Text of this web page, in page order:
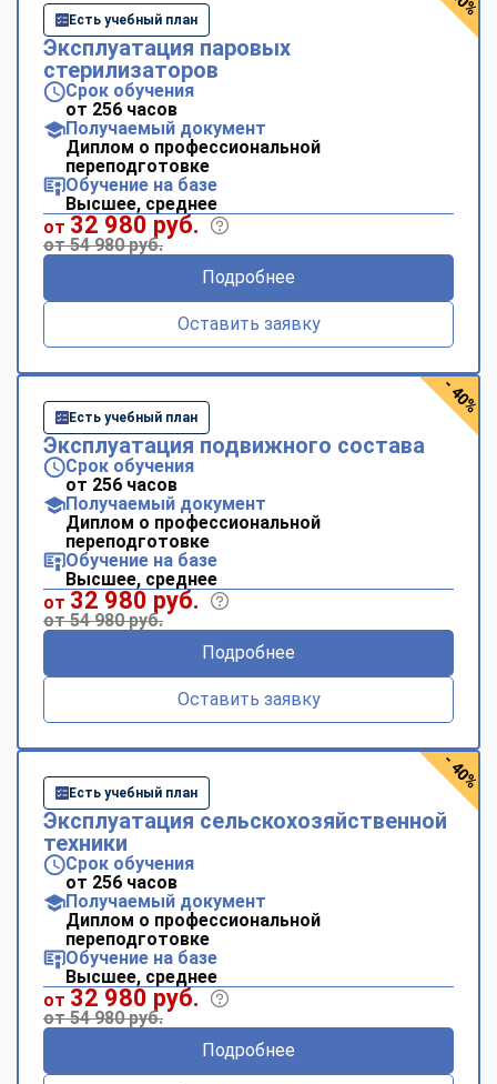
Есть учебный план
Эксплуатация паровых
стерилизаторов
Срок обучения
от 256 часов
Получаемый документ
Диплом о профессиональной
переподготовке
Обучение на базе
Высшее, среднее
от 32 980 руб.
от 54 980 руб.
Подробнее
Оставить заявку
Есть учебный план
Эксплуатация подвижного состава
Срок обучения
от 256 часов
Получаемый документ
Диплом о профессиональной
переподготовке
Обучение на базе
Высшее, среднее
от 32 980 руб.
от 54 980 руб.
Подробнее
Оставить заявку
- 40%
Есть учебный план
Эксплуатация сельскохозяйственной
техники
Срок обучения
от 256 часов
Получаемый документ
Диплом о профессиональной
переподготовке
Обучение на базе
Высшее, среднее
от 32 980 руб.
от 54 980 руб.
Подробнее
- 40%